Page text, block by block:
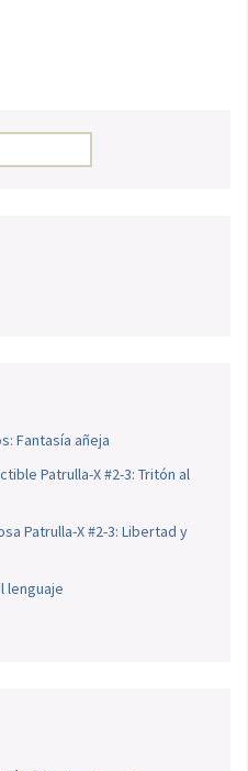
Fantasía añeja
Patrulla-X #2-3: Tritón al
Patrulla-X #2-3: Libertad y
lenguaje